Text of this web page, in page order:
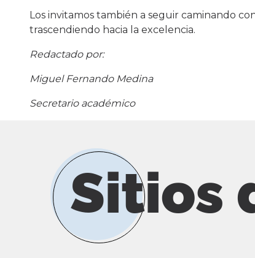
Los invitamos también a seguir caminando
trascendiendo hacia la excelencia.
Redactado por:
Miguel Fernando Medina
Secretario académico
Sitios